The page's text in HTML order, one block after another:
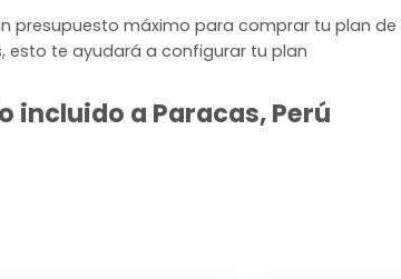
presupuesto máximo para comprar tu plan
esto te ayudará a configurar tu plan
incluido a Paracas, Perú